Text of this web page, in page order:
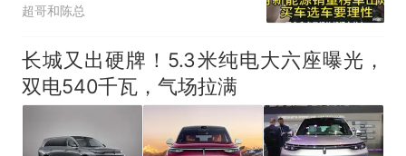
超哥和陈总
长城又出硬牌！5.3米纯电大六座曝光，
双电540千瓦，气场拉满